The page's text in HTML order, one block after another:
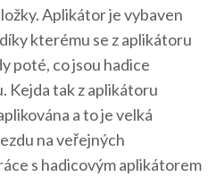
Aplikátor je vybaven
kterému se z aplikátoru
poté, co jsou hadice
Kejda tak z aplikátoru
a to je velká
na veřejných
s hadicovým aplikátorem